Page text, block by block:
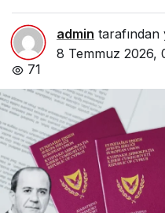
admin tarafından
8 Temmuz 2026,
71